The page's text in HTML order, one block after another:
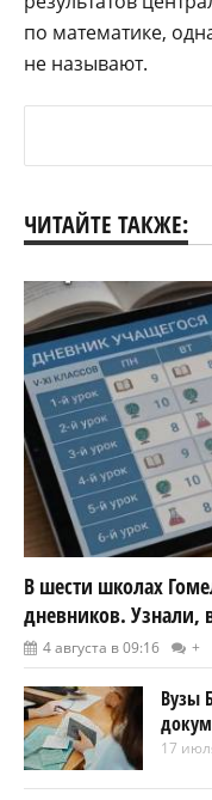
по математике,
не называют.
ЧИТАЙТЕ ТАКЖЕ:
В шести школах
дневников. Узнали,
4 августа в 09:16 +
Вузы
17